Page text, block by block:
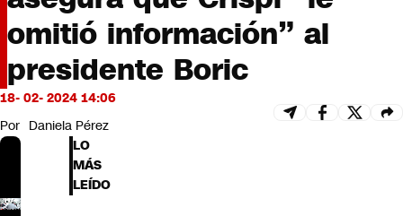
CNN Data
CNN tiempo
Futuro 360
Opinión
omitió información” al
presidente Boric
18- 02- 2024 14:06
Por Daniela Pérez
LO
MÁS
LEÍDO